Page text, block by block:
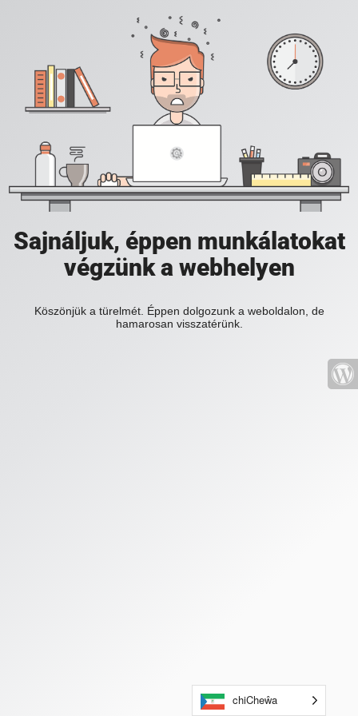
Sajnáljuk, éppen munkálatokat
végzünk a webhelyen
Köszönjük a türelmét. Éppen dolgozunk a weboldalon, de
hamarosan visszatérünk.
chiCheŵa